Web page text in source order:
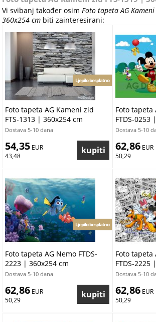
Vi svibanj također osimFoto tapeta AG
360x254 cm biti zainteresirani:
Foto tapeta AG Kameni zid
FTS-1313 | 360x254 cm
Ljepilo besplatno
Dostava 5-10 dana
54,35 EUR
43,48
Foto tapeta
FTDS-0253
Dostava 5-10
62,86 EUR
50,29
Foto tapeta AG Nemo FTDS-
2223 | 360x254 cm
Ljepilo besplatno
Dostava 5-10 dana
62,86 EUR
50,29
Foto tapeta
FTDS-2225
Dostava 5-10
62,86 EUR
50,29